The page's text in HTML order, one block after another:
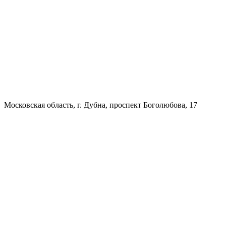
Московская область, г. Дубна, проспект Боголюбова, 17